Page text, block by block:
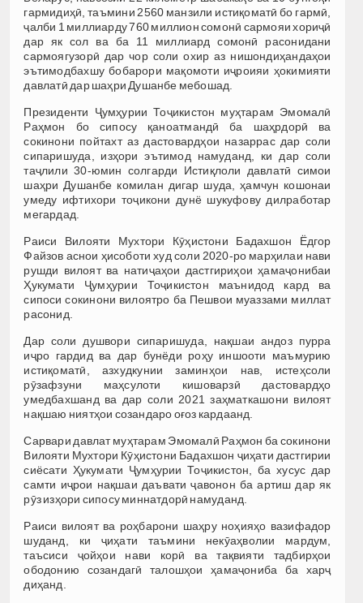
гармидиҳӣ, таъмини 2560 манзили истиқоматӣ бо гармӣ,
ҷалби 1 миллиарду 760 миллион сомонӣ сармояи хориҷӣ
дар як сол ва ба 11 миллиард сомонӣ расонидани
сармоягузорӣ дар чор соли охир аз нишондиҳандаҳои
эътимодбахшу бобарори мақомоти иҷроияи ҳокимияти
давлатӣ дар шаҳри Душанбе мебошад.
Президенти Ҷумҳурии Тоҷикистон муҳтарам Эмомалӣ
Раҳмон бо сипосу қаноатмандӣ ба шаҳрдорӣ ва
сокинони пойтахт аз дастовардҳои назаррас дар соли
сипаришуда, изҳори эътимод намуданд, ки дар соли
таҷлили 30-юмин солгарди Истиқлоли давлатӣ симои
шаҳри Душанбе комилан дигар шуда, ҳамчун кошонаи
умеду ифтихори тоҷикони дунё шукуфову дилработар
мегардад.
Раиси Вилояти Мухтори Кӯҳистони Бадахшон Ёдгор
Файзов аснои ҳисоботи худ соли 2020-ро марҳилаи нави
рушди вилоят ва натиҷаҳои дастгириҳои ҳамаҷонибаи
Ҳукумати Ҷумҳурии Тоҷикистон маънидод кард ва
сипоси сокинони вилоятро ба Пешвои муаззами миллат
расонид.
Дар соли душвори сипаришуда, нақшаи андоз пурра
иҷро гардид ва дар бунёди роҳу иншооти маъмурию
истиқоматӣ, азхудкунии заминҳои нав, истеҳсоли
рӯзафзуни маҳсулоти кишоварзӣ дастовардҳо
умедбахшанд ва дар соли 2021 заҳматкашони вилоят
нақшаю ниятҳои созандаро оғоз кардаанд.
Сарвари давлат муҳтарам Эмомалӣ Раҳмон ба сокинони
Вилояти Мухтори Кӯҳистони Бадахшон ҷиҳати дастгирии
сиёсати Ҳукумати Ҷумҳурии Тоҷикистон, ба хусус дар
самти иҷрои нақшаи даъвати ҷавонон ба артиш дар як
рӯз изҳори сипосу миннатдорӣ намуданд.
Раиси вилоят ва роҳбарони шаҳру ноҳияҳо вазифадор
шуданд, ки ҷиҳати таъмини некӯаҳволии мардум,
таъсиси ҷойҳои нави корӣ ва тақвияти тадбирҳои
ободонию созандагӣ талошҳои ҳамаҷониба ба харҷ
диҳанд.